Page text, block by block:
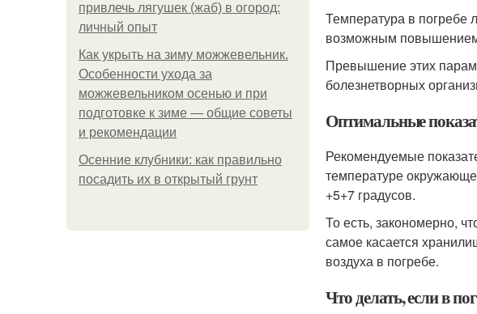
привлечь лягушек (жаб) в огород:
личный опыт
Как укрыть на зиму можжевельник.
Особенности ухода за
можжевельником осенью и при
подготовке к зиме — общие советы
и рекомендации
Осенние клубники: как правильно
посадить их в открытый грунт
Температура в погребе
возможным повышением
Превышение этих
болезнетворных
Оптимальные
Рекомендуемые
температуре
+5+7 градусов.
То есть, закономерно,
самое касается
воздуха в погребе.
Что делать, если в